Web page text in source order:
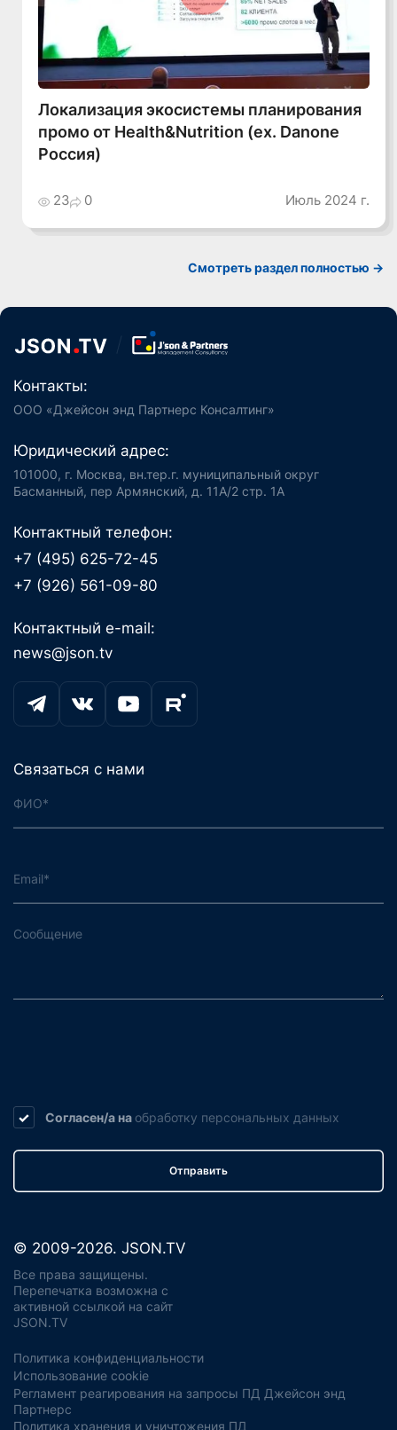
Смотреть видео
Локализация экосистемы планирования
промо от Health&Nutrition (ex. Danone
Россия)
23 0 Июль 2024 г.
Смотреть раздел полностью ->
Контакты:
ООО «Джейсон энд Партнерс Консалтинг»
Юридический адрес:
101000, г. Москва, вн.тер.г. муниципальный округ
Басманный, пер Армянский, д. 11А/2 стр. 1А
Контактный телефон:
+7 (495) 625-72-45
+7 (926) 561-09-80
Контактный e-mail:
news@json.tv
Связаться с нами
Согласен/а на обработку персональных данных
Отправить
© 2009-2026. JSON.TV
Все права защищены.
Перепечатка возможна с
активной ссылкой на сайт
JSON.TV
Политика конфиденциальности
Использование cookie
Регламент реагирования на запросы ПД Джейсон энд
Партнерс
Политика хранения и уничтожения ПД